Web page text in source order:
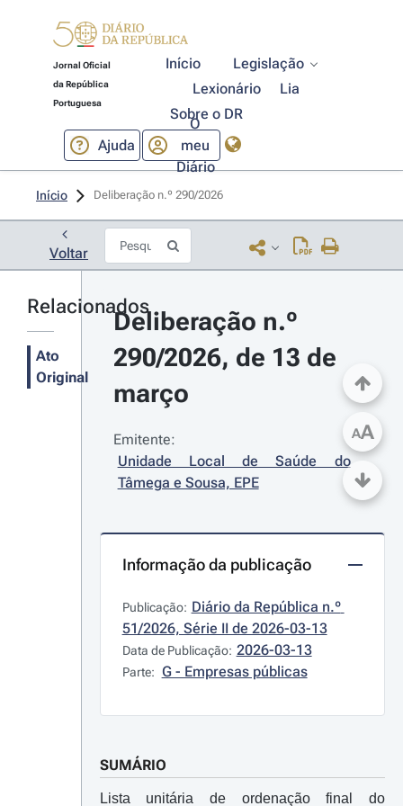
Jornal Oficial
da República
Portuguesa
Início
Legislação
Lexionário
Lia
Sobre o DR
Ajuda
O
meu
Diário
Início Deliberação n.º 290/2026
Voltar
Relacionados
Ato
Original
Deliberação n.º
290/2026, de 13 de
março
Emitente:
Unidade Local de Saúde do
Tâmega e Sousa, EPE
Informação da publicação
Publicação: Diário da República n.º
51/2026, Série II de 2026-03-13
Data de Publicação: 2026-03-13
Parte: G - Empresas públicas
SUMÁRIO
Lista unitária de ordenação final do
AA